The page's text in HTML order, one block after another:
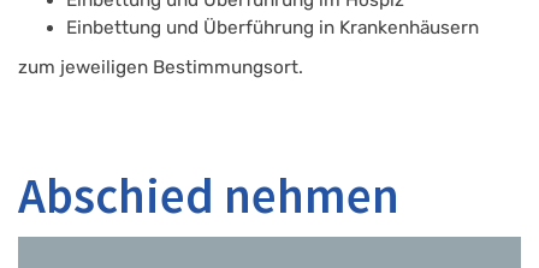
Einbettung und Überführung in Krankenhäusern
zum jeweiligen Bestimmungsort.
Abschied nehmen